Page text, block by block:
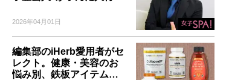
2026年04月01日
編集部のiHerb愛用者がセ
レクト。健康・美容のお
悩み別、鉄板アイテム…